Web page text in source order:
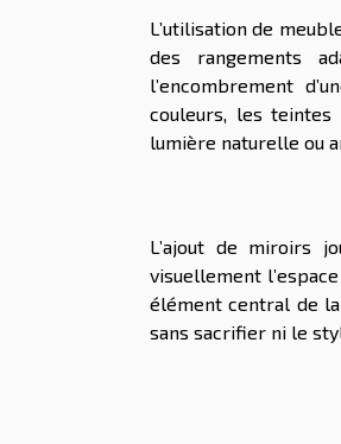
L’utilisation de
des rangements
l’encombrement
couleurs, les
lumière naturelle ou
L’ajout de miroirs
visuellement
élément central de
sans sacrifier ni le